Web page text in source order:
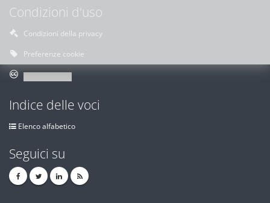
Condizioni d'uso
Condizioni della privacy
Preferenze cookie
Indice delle voci
Elenco alfabetico
Seguici su